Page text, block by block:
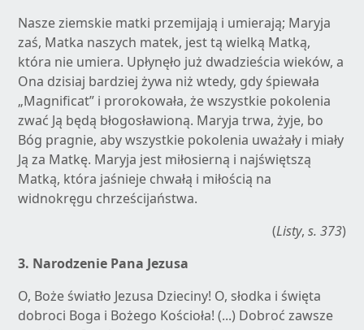
Nasze ziemskie matki przemijają i umierają; Maryja
zaś, Matka naszych matek, jest tą wielką Matką,
która nie umiera. Upłynęło już dwadzieścia wieków, a
Ona dzisiaj bardziej żywa niż wtedy, gdy śpiewała
„Magnificat” i prorokowała, że wszystkie pokolenia
zwać Ją będą błogosławioną. Maryja trwa, żyje, bo
Bóg pragnie, aby wszystkie pokolenia uważały i miały
Ją za Matkę. Maryja jest miłosierną i najświętszą
Matką, która jaśnieje chwałą i miłością na
widnokręgu chrześcijaństwa.
(Listy, s. 373)
3. Narodzenie Pana Jezusa
O, Boże światło Jezusa Dzieciny! O, słodka i święta
dobroci Boga i Bożego Kościoła! (...) Dobroć zawsze